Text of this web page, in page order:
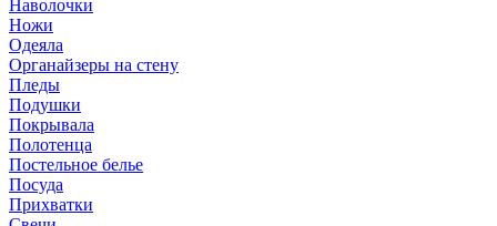
Наволочки
Ножи
Одеяла
Органайзеры на стену
Пледы
Подушки
Покрывала
Полотенца
Постельное белье
Посуда
Прихватки